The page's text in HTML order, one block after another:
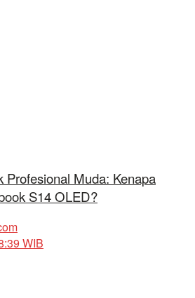
Profesional Muda: Kenapa
S14 OLED?
WIB